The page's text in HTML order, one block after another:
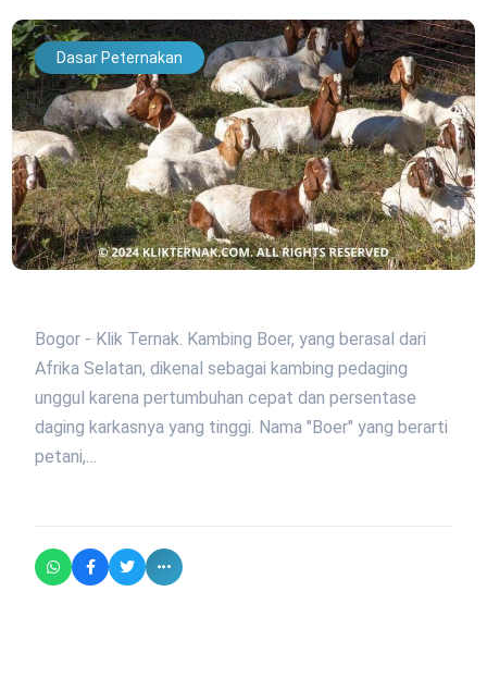
Dasar Peternakan
Bogor - Klik Ternak. Kambing Boer, yang berasal dari
Afrika Selatan, dikenal sebagai kambing pedaging
unggul karena pertumbuhan cepat dan persentase
daging karkasnya yang tinggi. Nama "Boer" yang berarti
petani,…